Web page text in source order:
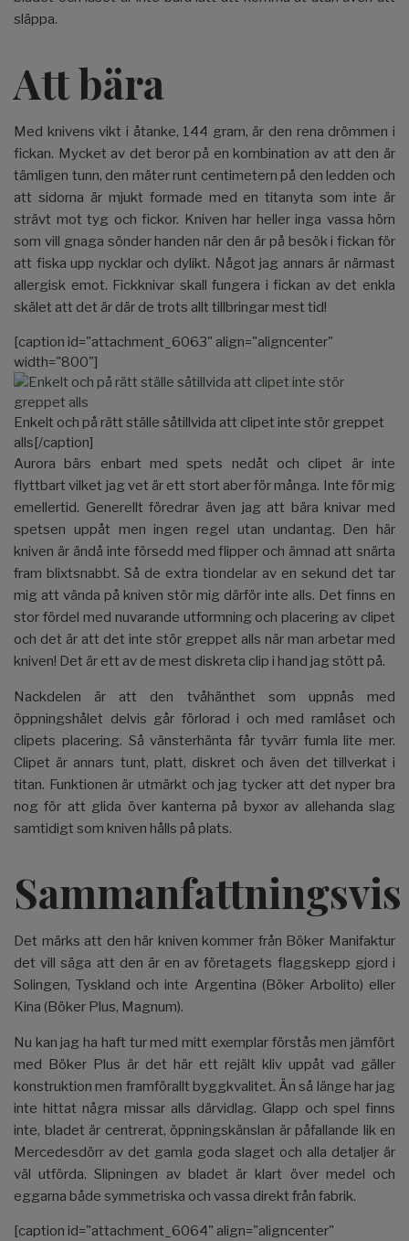
släppa.
Att bära
Med knivens vikt i åtanke, 144 gram, är den rena drömmen i
fickan. Mycket av det beror på en kombination av att den är
tämligen tunn, den mäter runt centimetern på den ledden och
att sidorna är mjukt formade med en titanyta som inte är
strävt mot tyg och fickor. Kniven har heller inga vassa hörn
som vill gnaga sönder handen när den är på besök i fickan för
att fiska upp nycklar och dylikt. Något jag annars är närmast
allergisk emot. Fickknivar skall fungera i fickan av det enkla
skälet att det är där de trots allt tillbringar mest tid!
[caption id="attachment_6063" align="aligncenter"
width="800"]
Enkelt och på rätt ställe såtillvida att clipet inte stör greppet
alls[/caption]
Aurora bärs enbart med spets nedåt och clipet är inte
flyttbart vilket jag vet är ett stort aber för många. Inte för mig
emellertid. Generellt föredrar även jag att bära knivar med
spetsen uppåt men ingen regel utan undantag. Den här
kniven är ändå inte försedd med flipper och ämnad att snärta
fram blixtsnabbt. Så de extra tiondelar av en sekund det tar
mig att vända på kniven stör mig därför inte alls. Det finns en
stor fördel med nuvarande utformning och placering av clipet
och det är att det inte stör greppet alls när man arbetar med
kniven! Det är ett av de mest diskreta clip i hand jag stött på.
Nackdelen är att den tvåhänthet som uppnås med
öppningshålet delvis går förlorad i och med ramlåset och
clipets placering. Så vänsterhänta får tyvärr fumla lite mer.
Clipet är annars tunt, platt, diskret och även det tillverkat i
titan. Funktionen är utmärkt och jag tycker att det nyper bra
nog för att glida över kanterna på byxor av allehanda slag
samtidigt som kniven hålls på plats.
Sammanfattningsvis
Det märks att den här kniven kommer från Böker Manifaktur
det vill säga att den är en av företagets flaggskepp gjord i
Solingen, Tyskland och inte Argentina (Böker Arbolito) eller
Kina (Böker Plus, Magnum).
Nu kan jag ha haft tur med mitt exemplar förstås men jämfört
med Böker Plus är det här ett rejält kliv uppåt vad gäller
konstruktion men framförallt byggkvalitet. Än så länge har jag
inte hittat några missar alls därvidlag. Glapp och spel finns
inte, bladet är centrerat, öppningskänslan är påfallande lik en
Mercedesdörr av det gamla goda slaget och alla detaljer är
väl utförda. Slipningen av bladet är klart över medel och
eggarna både symmetriska och vassa direkt från fabrik.
[caption id="attachment_6064" align="aligncenter"